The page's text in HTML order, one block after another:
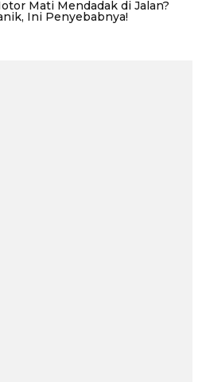
Mati Mendadak di Jalan?
Ini Penyebabnya!